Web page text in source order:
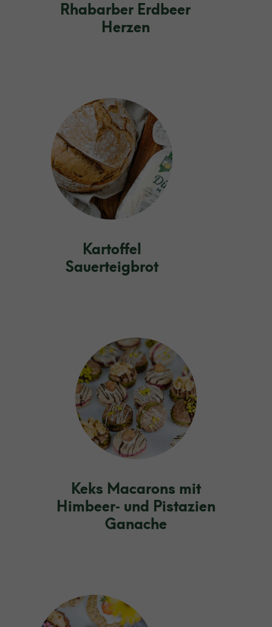
Rhabarber Erdbeer
Herzen
Kartoffel
Sauerteigbrot
Keks Macarons mit
Himbeer‑ und Pistazien
Ganache